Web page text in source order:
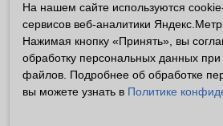
Владелец сайта ООО «Суперфарма»
Все права защищены ©2026
Информация, размещенная на
справочный характер, и не должна
посетителями сайта как публичная
На нашем сайте используются
сервисов веб-аналитики
Нажимая кнопку «Принять», вы
обработку персональных данных
файлов. Подробнее об обработке
вы можете узнать в Политике